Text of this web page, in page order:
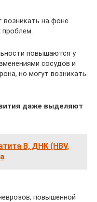
возникать на фоне
проблем.
повышаются у
сосудов и
но могут возникать
даже выделяют
B, ДНК (HBV,
повышенной